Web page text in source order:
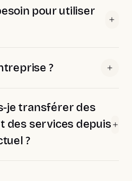
pour utiliser
?
je transférer des
des services depuis
?